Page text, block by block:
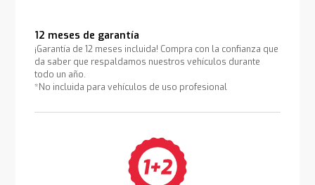
12 meses de garantía
¡Garantía de 12 meses incluida! Compra con la confianza que
da saber que respaldamos nuestros vehículos durante
todo un año.
*No incluida para vehículos de uso profesional